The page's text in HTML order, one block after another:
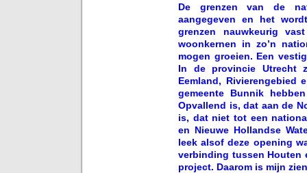
De grenzen van de
aangegeven en het
grenzen nauwkeurig
woonkernen in zo’n
mogen groeien. Een
In de provincie Utrecht
Eemland, Rivierengebied
gemeente Bunnik
Opvallend is, dat aan de
is, dat niet tot een
en Nieuwe Hollandse
leek alsof deze opening
verbinding tussen Houten
project. Daarom is mijn